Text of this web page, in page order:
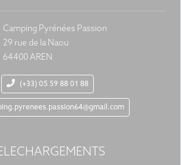
Camping Pyrénées Passion
29 rue de la Naou
64400 AREN
(+33) 05 59 88 01 88